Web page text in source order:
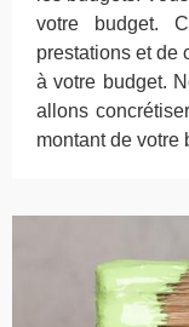
votre budget.
prestations et de
à votre budget.
allons
montant de votre